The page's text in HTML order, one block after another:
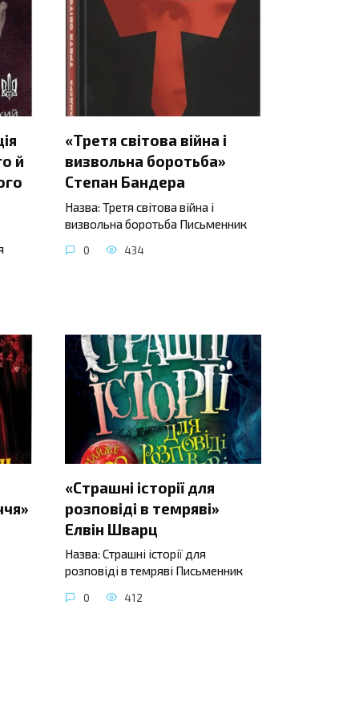
й
«Третя світова війна і
визвольна боротьба»
Степан Бандера
Назва: Третя світова війна і
визвольна боротьба Письменник
0 434
«Страшні історії для
розповіді в темряві»
Елвін Шварц
Назва: Страшні історії для
розповіді в темряві Письменник
0 412